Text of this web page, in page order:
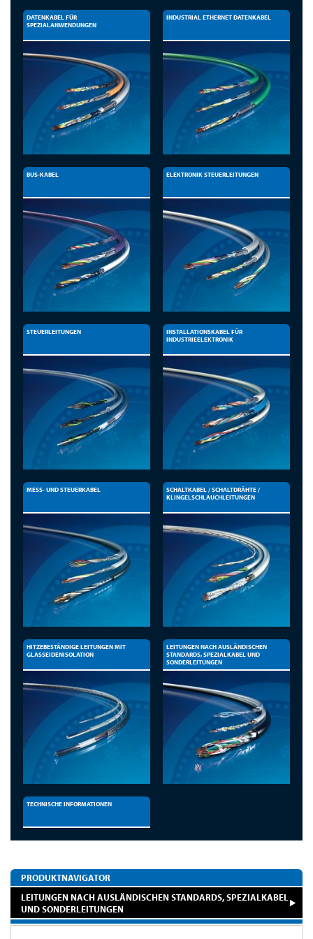
DATENKABEL FÜR
SPEZIALANWENDUNGEN
INDUSTRIAL ETHERNET DATENKABEL
BUS-KABEL ELEKTRONIK STEUERLEITUNGEN
STEUERLEITUNGEN
INSTALLATIONSKABEL FÜR
INDUSTRIEELEKTRONIK
MESS- UND STEUERKABEL
SCHALTKABEL / SCHALTDRÄHTE /
KLINGELSCHLAUCHLEITUNGEN
HITZEBESTÄNDIGE LEITUNGEN MIT
GLASSEIDENISOLATION
LEITUNGEN NACH AUSLÄNDISCHEN
STANDARDS, SPEZIALKABEL UND
SONDERLEITUNGEN
TECHNISCHE INFORMATIONEN
PRODUKTNAVIGATOR
LEITUNGEN NACH AUSLÄNDISCHEN STANDARDS, SPEZIALKABEL
UND SONDERLEITUNGEN